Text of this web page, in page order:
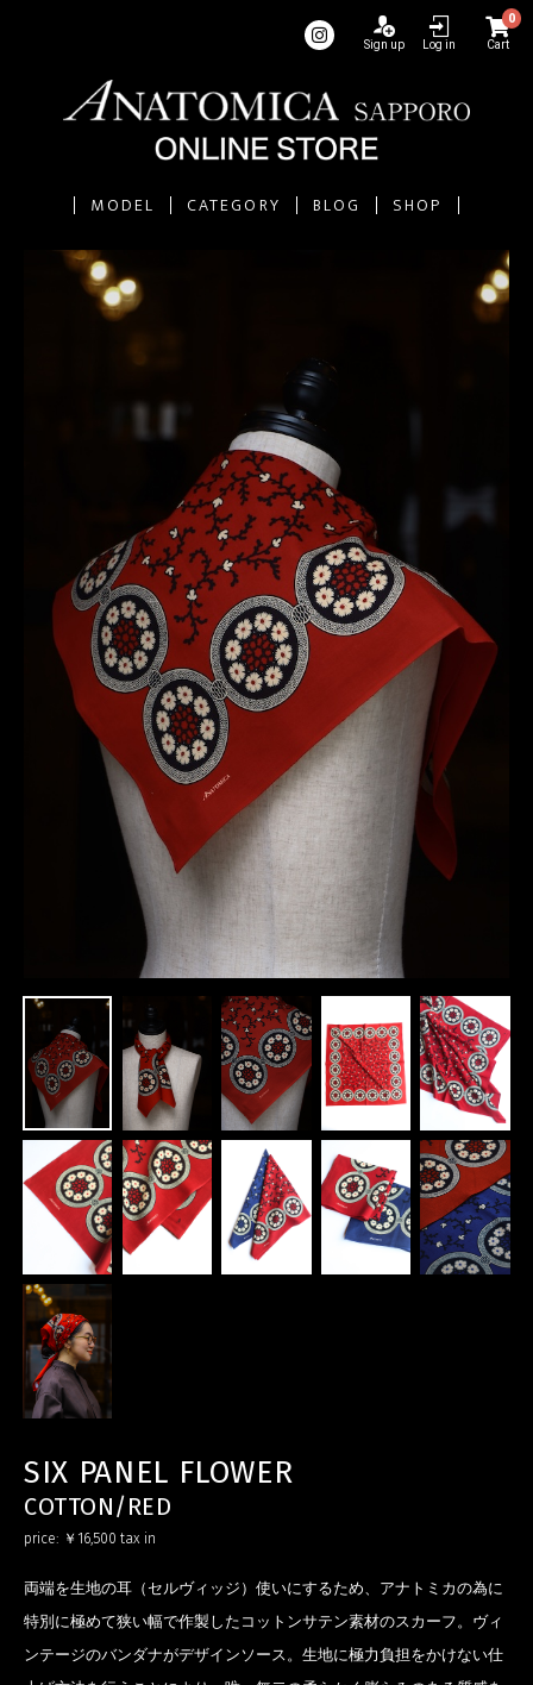
Sign up Log in
0
Cart
MODEL CATEGORY BLOG SHOP
SIX PANEL FLOWER
COTTON/RED
price: ￥16,500 tax in
両端を生地の耳（セルヴィッジ）使いにするため、アナトミカの為に
特別に極めて狭い幅で作製したコットンサテン素材のスカーフ。ヴィ
ンテージのバンダナがデザインソース。生地に極力負担をかけない仕